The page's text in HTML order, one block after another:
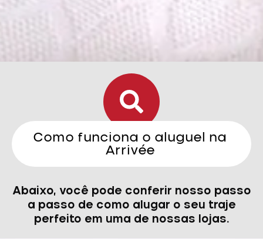
Como funciona o aluguel na
Arrivée
Abaixo, você pode conferir nosso passo
a passo de como alugar o seu traje
perfeito em uma de nossas lojas.